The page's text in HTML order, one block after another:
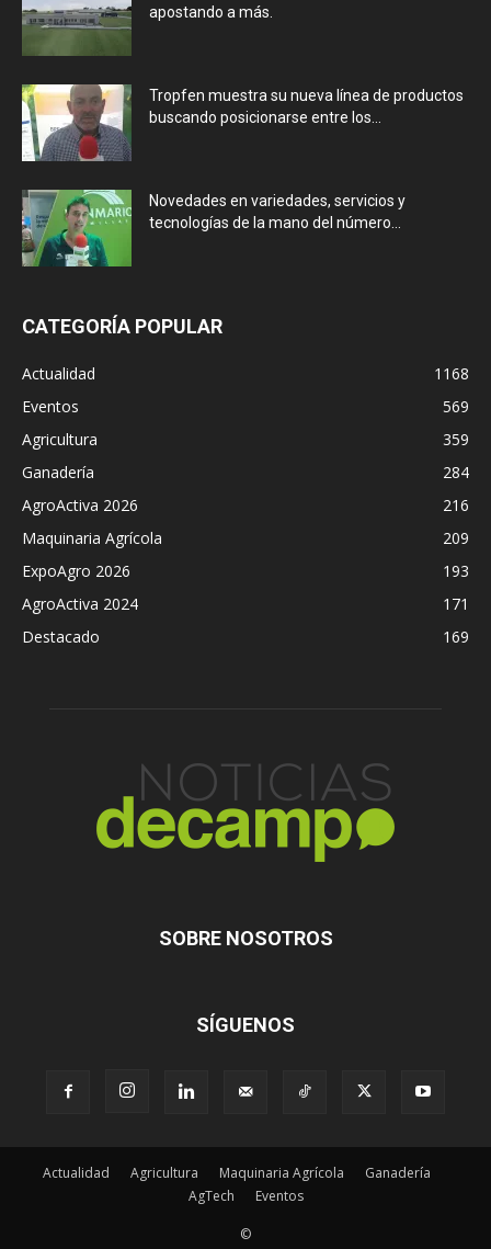
apostando a más.
Tropfen muestra su nueva línea de productos
buscando posicionarse entre los...
Novedades en variedades, servicios y
tecnologías de la mano del número...
CATEGORÍA POPULAR
Actualidad
1168
Eventos
569
Agricultura
359
Ganadería
284
AgroActiva 2026
216
Maquinaria Agrícola
209
ExpoAgro 2026
193
AgroActiva 2024
171
Destacado
169
SOBRE NOSOTROS
SÍGUENOS
Actualidad Agricultura Maquinaria Agrícola
Ganadería
AgTech
Eventos
©